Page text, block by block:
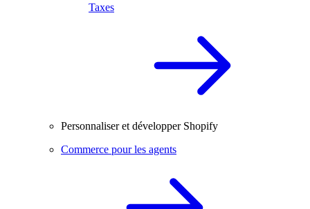
Taxes
Personnaliser et développer Shopify
Commerce pour les agents